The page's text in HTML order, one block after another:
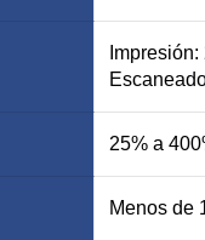
25% a
Menos de